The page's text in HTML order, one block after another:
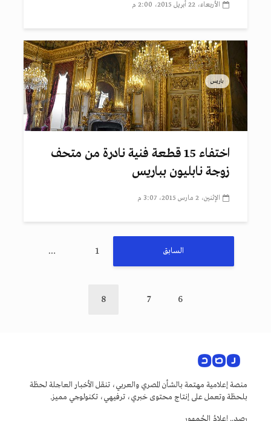
الأربعاء، 22 أبريل 2015، 2:00 م
باريس
اختفاء 15 قطعة فنية نادرة من متحف
زوجة نابليون بباريس
الإثنين، 2 مارس 2015، 3:07 م
السابق 1
…
6
7
8
منصة إعلامية مهتمة بالشأن المصري والعربي، تنقل الأخبار العاجلة لحظة
بلحظة وتعمل على إنتاج محتوى خبري، ترفيهي، تكنولوجي مميز.
رصد.. إعلامُ الجُمهور